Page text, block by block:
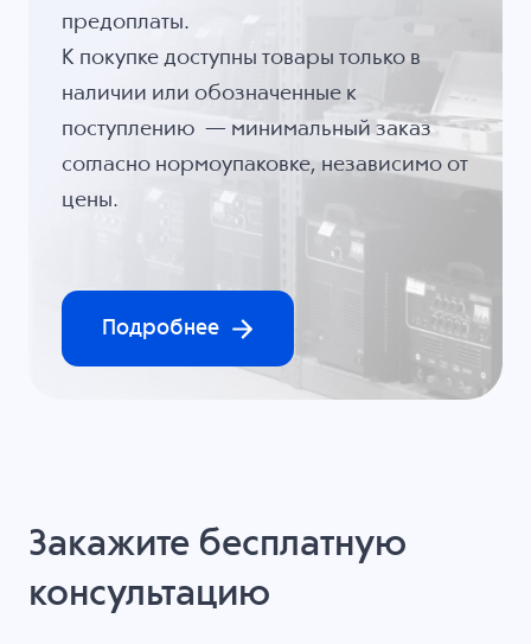
предоплаты.
К покупке доступны товары только в
наличии или обозначенные к
поступлению — минимальный заказ
согласно нормоупаковке, независимо от
цены.
Подробнее
Закажите бесплатную
консультацию